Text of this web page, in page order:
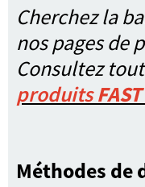
Cherchez la
nos pages de
Consultez
produits
Méthodes de